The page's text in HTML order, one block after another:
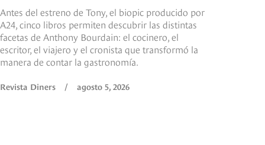
Antes del estreno de Tony, el biopic producido por
A24, cinco libros permiten descubrir las distintas
facetas de Anthony Bourdain: el cocinero, el
escritor, el viajero y el cronista que transformó la
manera de contar la gastronomía.
Revista Diners / agosto 5, 2026